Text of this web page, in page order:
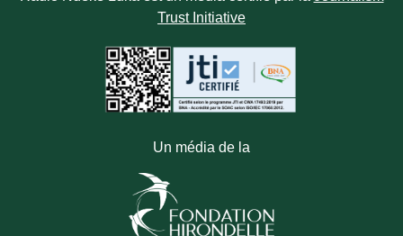
Trust Initiative
Un média de la